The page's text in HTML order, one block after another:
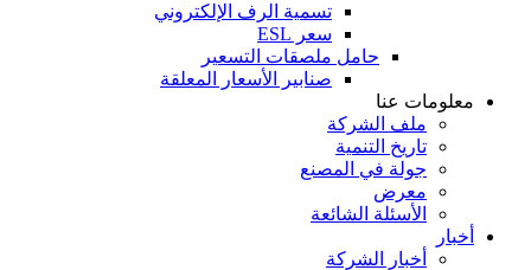
تسمية الرف الإلكتروني
سعر ESL
حامل ملصقات التسعير
صنابير الأسعار المعلقة
معلومات عنا
ملف الشركة
تاريخ التنمية
جولة في المصنع
معرض
الأسئلة الشائعة
أخبار
أخبار الشركة